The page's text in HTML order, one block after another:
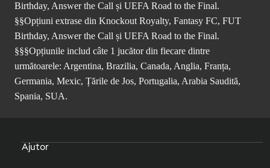
Birthday, Answer the Call și UEFA Road to the Final.
§§Opțiuni extrase din Knockout Royalty, Fantasy FC, FUT
Birthday, Answer the Call și UEFA Road to the Final.
§§§Opțiunile includ câte 1 jucător din fiecare dintre
următoarele: Argentina, Brazilia, Canada, Anglia, Franța,
Germania, Mexic, Țările de Jos, Portugalia, Arabia Saudită,
Spania, SUA.
Ajutor